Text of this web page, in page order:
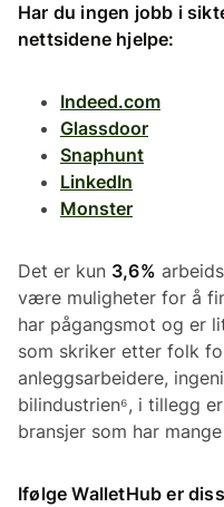
Har du ingen jobb i
nettsidene hjelpe:
Indeed.com
Glassdoor
Snaphunt
LinkedIn
Monster
Det er kun 3,6%
være muligheter for å
har pågangsmot og er
som skriker etter folk
anleggsarbeidere,
bilindustrien⁶, i tillegg
bransjer som har
Ifølge WalletHub er